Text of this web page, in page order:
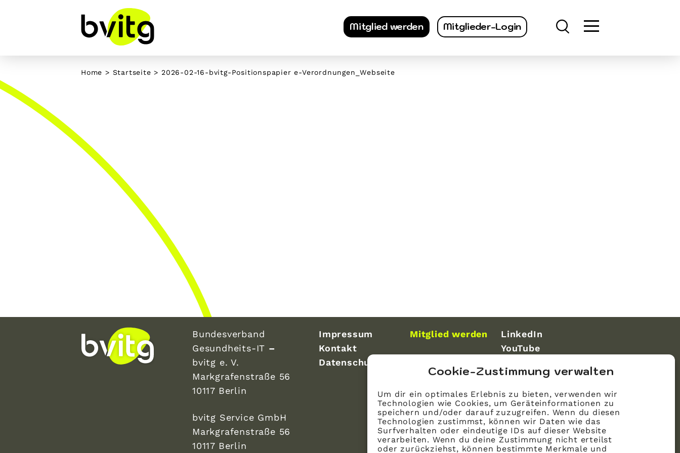
Cookie-Zustimmung verwalten
Um dir ein optimales Erlebnis zu bieten, verwenden wir
Technologien wie Cookies, um Geräteinformationen zu
speichern und/oder darauf zuzugreifen. Wenn du diesen
Technologien zustimmst, können wir Daten wie das
Surfverhalten oder eindeutige IDs auf dieser Website
verarbeiten. Wenn du deine Zustimmung nicht erteilst
oder zurückziehst, können bestimmte Merkmale und
Mitglied werden Mitglieder-Login
Home > Startseite >2026-02-16-bvitg-Positionspapier e-Verordnungen_Webseite
Bundesverband
Gesundheits-IT –
bvitg e. V.
Markgrafenstraße 56
10117 Berlin
bvitg Service GmbH
Markgrafenstraße 56
10117 Berlin
Impressum
Kontakt
Datenschutz
Mitglied werden
LinkedIn
YouTube